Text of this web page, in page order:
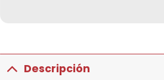
Descripción